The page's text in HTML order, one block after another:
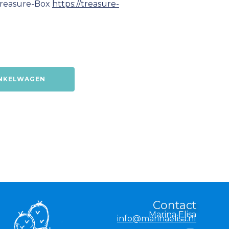
Box https://treasure-
Contact
Marina Elisa
info@marinaelisa.nl